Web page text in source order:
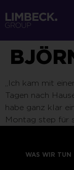
„Ich kam mit
Tagen nach
habe ganz klar
Montag step für
WAS WIR TUN